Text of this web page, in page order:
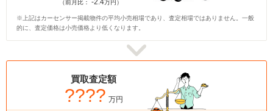
（前月比： -2.4万円）
※上記はカーセンサー掲載物件の平均小売相場であり、査定相場ではありません。一般
的に、査定価格は小売価格より低くなります。
買取査定額
???? 万円